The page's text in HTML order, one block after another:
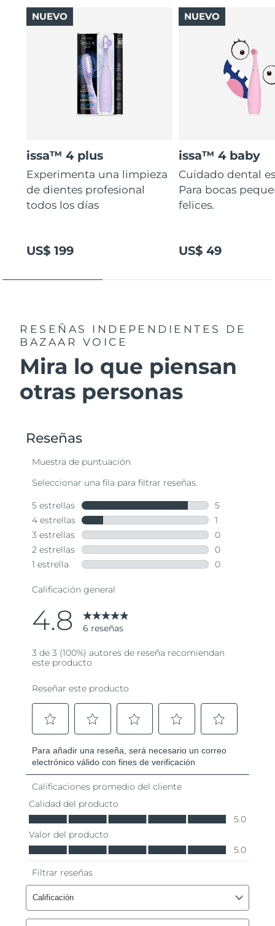
issa™ 4 plus
Experimenta una limpieza
de dientes profesional
todos los días
US$ 199
NUEVO
issa™ 4 baby
Cuidado dental
Para bocas
felices.
US$ 49
NUEVO
RESEÑAS INDEPENDIENTES
DE
BAZAAR VOICE
Mira lo que piensan
otras personas